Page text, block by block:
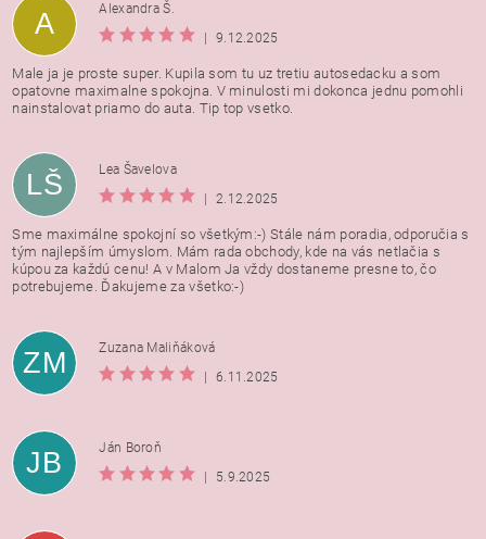
A
Alexandra Š.
|
9.12.2025
Male ja je proste super. Kupila som tu uz tretiu autosedacku a som
opatovne maximalne spokojna. V minulosti mi dokonca jednu pomohli
nainstalovat priamo do auta. Tip top vsetko.
LŠ
Lea Šavelova
|
2.12.2025
Sme maximálne spokojní so všetkým:-) Stále nám poradia, odporučia s
tým najlepším úmyslom. Mám rada obchody, kde na vás netlačia s
kúpou za každú cenu! A v Malom Ja vždy dostaneme presne to, čo
potrebujeme. Ďakujeme za všetko:-)
ZM
Zuzana Maliňáková
|
6.11.2025
JB
Ján Boroň
|
5.9.2025